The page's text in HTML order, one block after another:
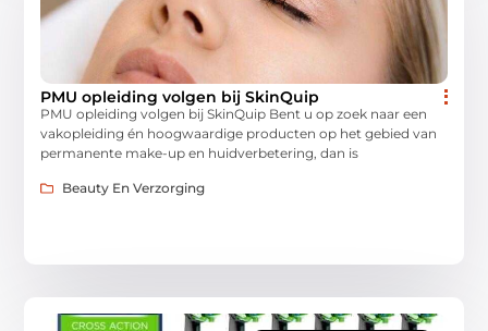
PMU opleiding volgen bij SkinQuip
PMU opleiding volgen bij SkinQuip Bent u op zoek naar een
vakopleiding én hoogwaardige producten op het gebied van
permanente make-up en huidverbetering, dan is
Beauty En Verzorging